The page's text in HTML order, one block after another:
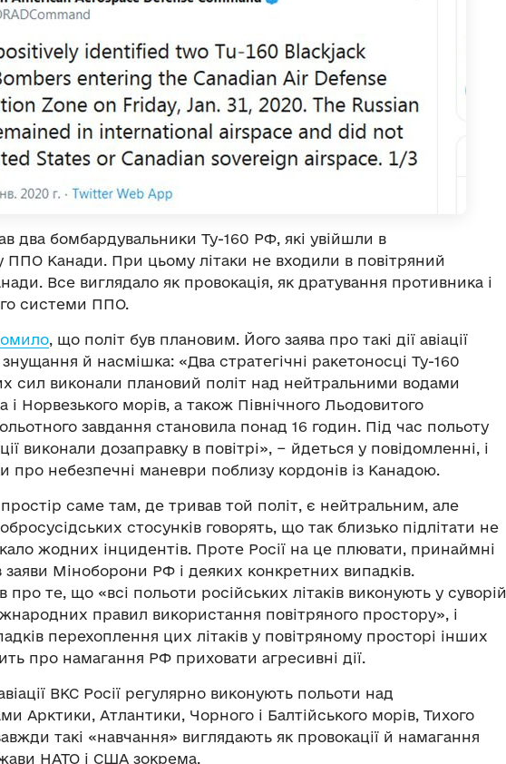
два бомбардувальники Ту-160 РФ, які увійшли в
ППО Канади. При цьому літаки не входили в повітряний
Все виглядало як провокація, як дратування противника і
системи ППО.
, що політ був плановим. Його заява про такі дії авіації
знущання й насмішка: «Два стратегічні ракетоносці Ту-160
сил виконали плановий політ над нейтральними водами
і Норвезького морів, а також Північного Льодовитого
завдання становила понад 16 годин. Під час польоту
виконали дозаправку в повітрі», − йдеться у повідомленні, і
про небезпечні маневри поблизу кордонів із Канадою.
саме там, де тривав той політ, є нейтральним, але
стосунків говорять, що так близько підлітати не
жодних інцидентів. Проте Росії на це плювати, принаймні
заяви Міноборони РФ і деяких конкретних випадків.
про те, що «всі польоти російських літаків виконують у суворій
правил використання повітряного простору», і
перехоплення цих літаків у повітряному просторі інших
про намагання РФ приховати агресивні дії.
ВКС Росії регулярно виконують польоти над
Арктики, Атлантики, Чорного і Балтійського морів, Тихого
такі «навчання» виглядають як провокації й намагання
НАТО і США зокрема.